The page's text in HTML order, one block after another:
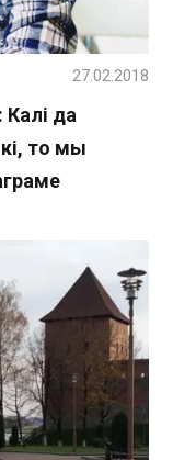
Калі да
то мы
27.02.2018